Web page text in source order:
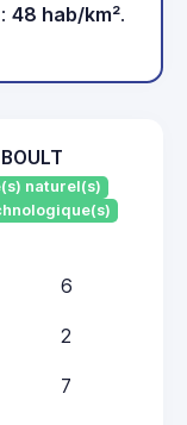
48 hab/km².
naturel(s)
6
2
7